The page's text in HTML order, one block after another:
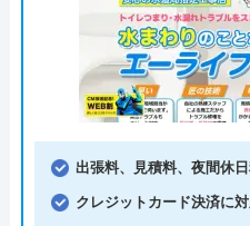
出張料、見積料、夜間休
クレジットカード決済に